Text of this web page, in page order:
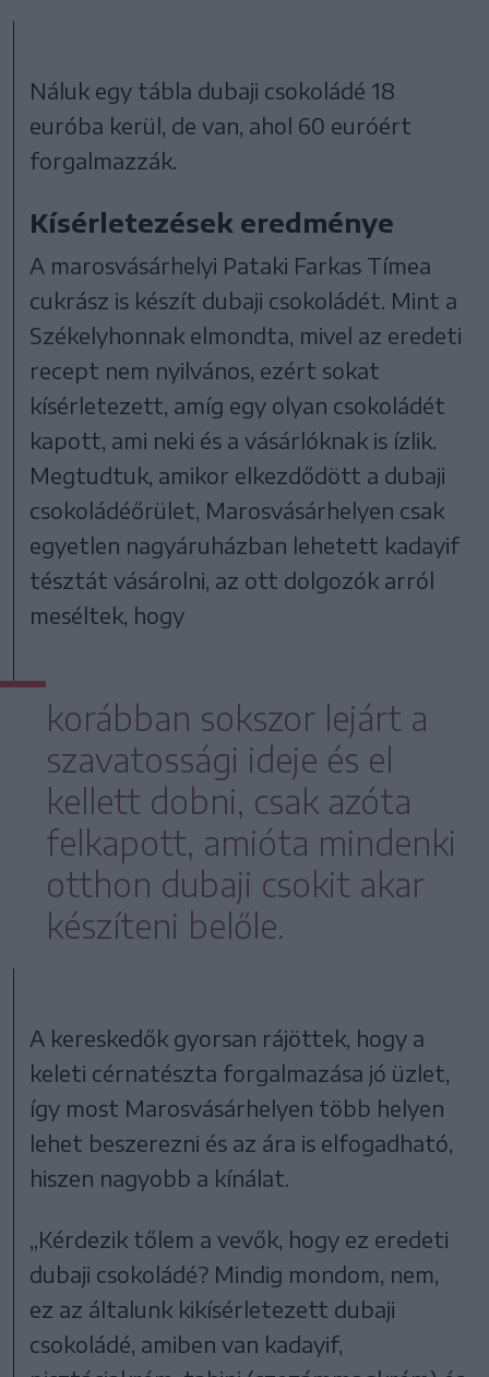
Náluk egy tábla dubaji csokoládé 18
euróba kerül, de van, ahol 60 euróért
forgalmazzák.
Kísérletezések eredménye
A marosvásárhelyi Pataki Farkas Tímea
cukrász is készít dubaji csokoládét. Mint a
Székelyhonnak elmondta, mivel az eredeti
recept nem nyilvános, ezért sokat
kísérletezett, amíg egy olyan csokoládét
kapott, ami neki és a vásárlóknak is ízlik.
Megtudtuk, amikor elkezdődött a dubaji
csokoládéőrület, Marosvásárhelyen csak
egyetlen nagyáruházban lehetett kadayif
tésztát vásárolni, az ott dolgozók arról
meséltek, hogy
korábban sokszor lejárt a
szavatossági ideje és el
kellett dobni, csak azóta
felkapott, amióta mindenki
otthon dubaji csokit akar
készíteni belőle.
A kereskedők gyorsan rájöttek, hogy a
keleti cérnatészta forgalmazása jó üzlet,
így most Marosvásárhelyen több helyen
lehet beszerezni és az ára is elfogadható,
hiszen nagyobb a kínálat.
„Kérdezik tőlem a vevők, hogy ez eredeti
dubaji csokoládé? Mindig mondom, nem,
ez az általunk kikísérletezett dubaji
csokoládé, amiben van kadayif,